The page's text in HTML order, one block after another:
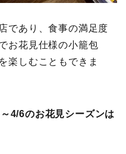
であり、食事の満足度
お花見仕様の小籠包
楽しむこともできま
4/6のお花見シーズンは